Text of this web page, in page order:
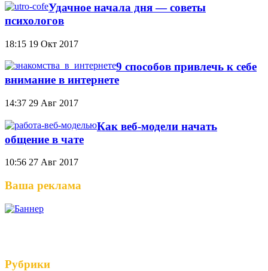
Удачное начала дня — советы
психологов
18:15 19 Окт 2017
9 способов привлечь к себе
внимание в интернете
14:37 29 Авг 2017
Как веб-модели начать
общение в чате
10:56 27 Авг 2017
Ваша реклама
Рубрики